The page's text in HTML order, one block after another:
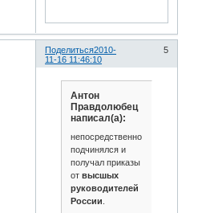
Поделиться 5
2010-
11-16 11:46:10
Антон
Правдолюбец
написал(а):
непосредственно
подчинялся и
получал приказы
от высшых
руководителей
России